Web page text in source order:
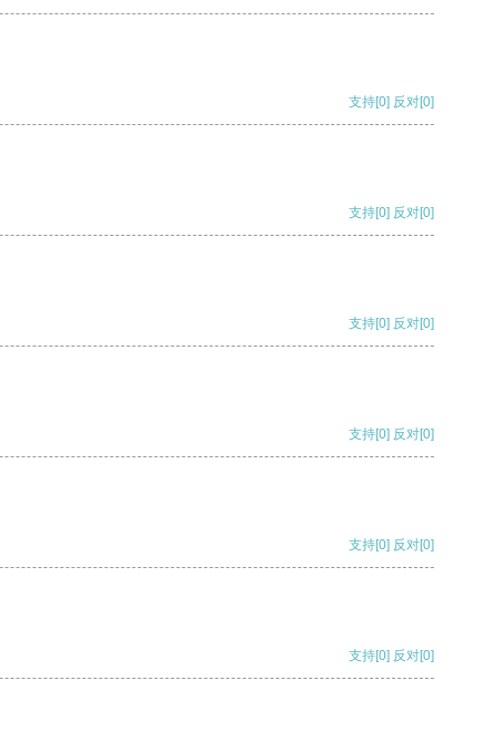
支持[0] 反对[0]
支持[0] 反对[0]
支持[0] 反对[0]
支持[0] 反对[0]
支持[0] 反对[0]
支持[0] 反对[0]